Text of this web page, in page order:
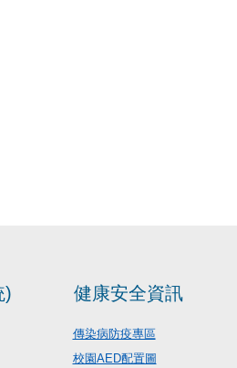
) 健康安全資訊
傳染病防疫專區
校園AED配置圖